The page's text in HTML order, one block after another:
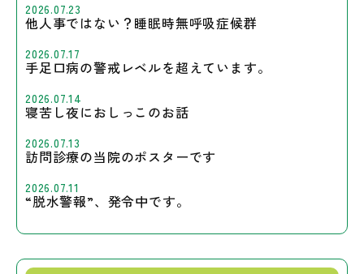
2026.07.23
他人事ではない？睡眠時無呼吸症候群
2026.07.17
手足口病の警戒レベルを超えています。
2026.07.14
寝苦し夜におしっこのお話
2026.07.13
訪問診療の当院のポスターです
2026.07.11
“脱水警報”、発令中です。